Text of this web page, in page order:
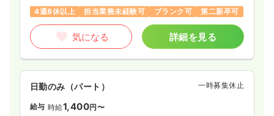
4週8休以上
担当業務未経験可 ブランク可 第二新卒可
気になる 詳細を見る
日勤のみ（パート） 一時募集休止
給与 時給1,400円〜